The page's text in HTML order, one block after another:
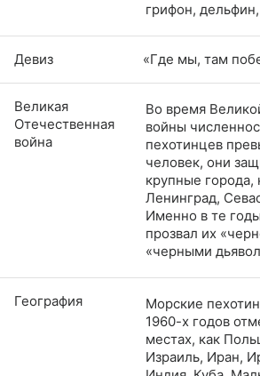
грифон,
Девиз «Где мы, там
Великая
Отечественная
война
Во время
войны
пехотинцев
человек, они
крупные города,
Ленинград,
Именно в те
прозвал их
«черными
География
Морские
1960-х годов
местах, как
Израиль, Иран,